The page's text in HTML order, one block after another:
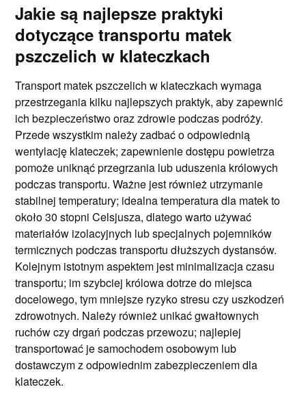
Jakie są najlepsze praktyki
dotyczące transportu matek
pszczelich w klateczkach
Transport matek pszczelich w klateczkach wymaga
przestrzegania kilku najlepszych praktyk, aby zapewnić
ich bezpieczeństwo oraz zdrowie podczas podróży.
Przede wszystkim należy zadbać o odpowiednią
wentylację klateczek; zapewnienie dostępu powietrza
pomoże uniknąć przegrzania lub uduszenia królowych
podczas transportu. Ważne jest również utrzymanie
stabilnej temperatury; idealna temperatura dla matek to
około 30 stopni Celsjusza, dlatego warto używać
materiałów izolacyjnych lub specjalnych pojemników
termicznych podczas transportu dłuższych dystansów.
Kolejnym istotnym aspektem jest minimalizacja czasu
transportu; im szybciej królowa dotrze do miejsca
docelowego, tym mniejsze ryzyko stresu czy uszkodzeń
zdrowotnych. Należy również unikać gwałtownych
ruchów czy drgań podczas przewozu; najlepiej
transportować je samochodem osobowym lub
dostawczym z odpowiednim zabezpieczeniem dla
klateczek.